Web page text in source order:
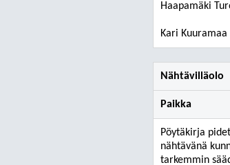
Haapamäki
Kari Kuuramaa
Nähtävilläolo
Paikka
Pöytäkirja
nähtävänä
tarkemmin